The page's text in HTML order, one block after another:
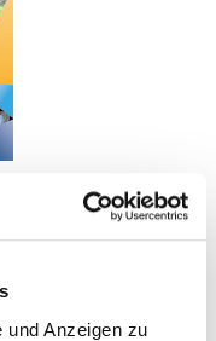
und Anzeigen zu
Umweltschutz“
„Umweltschutz
stehen der
Know-how sowie